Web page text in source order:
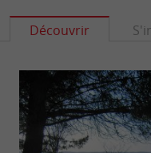
Découvrir